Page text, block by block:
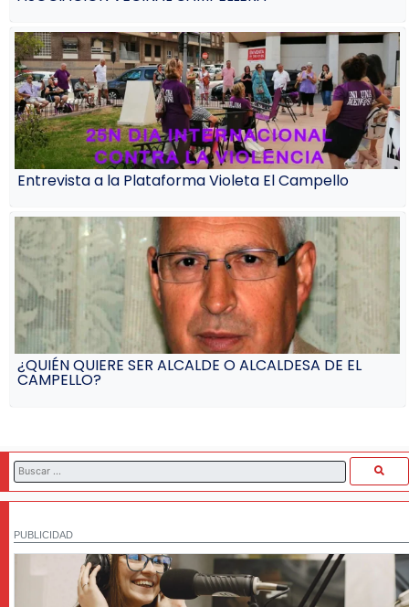
Entrevista a la Plataforma Violeta El Campello
¿QUIÉN QUIERE SER ALCALDE O ALCALDESA DE EL
CAMPELLO?
PUBLICIDAD